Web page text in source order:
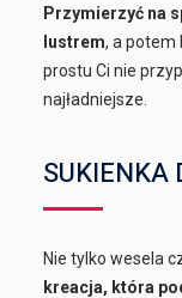
Przymierzyć na
lustrem, a potem
prostu Ci nie
najładniejsze.
SUKIENKA
Nie tylko wesela
kreacja, która